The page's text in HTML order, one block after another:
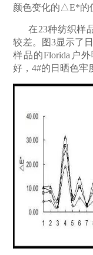
颜色变化的△E*的
在23种纺织样
较差。图3显示了
样品的Florida 户
好，4#的日晒色牢